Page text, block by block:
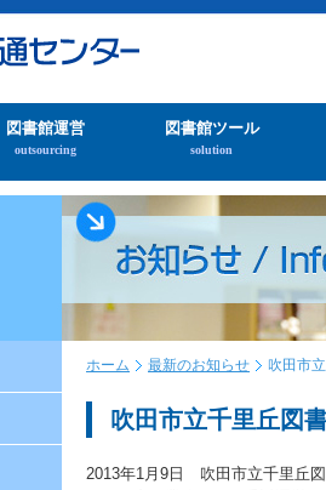
図書館運営
outsourcing
図書館ツール
solution
ホーム 最新のお知らせ 吹田市
吹田市立千里丘図
2013年1月9日 吹田市立千里丘